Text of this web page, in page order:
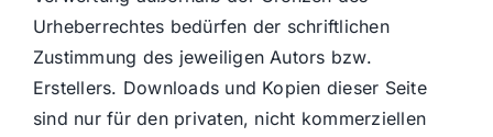
Urheberrechtes bedürfen der schriftlichen
Zustimmung des jeweiligen Autors bzw.
Erstellers. Downloads und Kopien dieser Seite
sind nur für den privaten, nicht kommerziellen